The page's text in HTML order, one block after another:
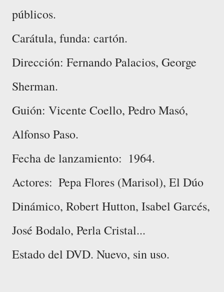
públicos.
Carátula, funda: cartón.
Dirección: ‎Fernando Palacios, George
Sherman.
Guión: Vicente Coello, Pedro Masó,
Alfonso Paso.
Fecha de lanzamiento: ‎ 1964.
Actores: ‎ Pepa Flores (Marisol), El Dúo
Dinámico, Robert Hutton, Isabel Garcés,
José Bodalo, Perla Cristal...
Estado del DVD. Nuevo, sin uso.